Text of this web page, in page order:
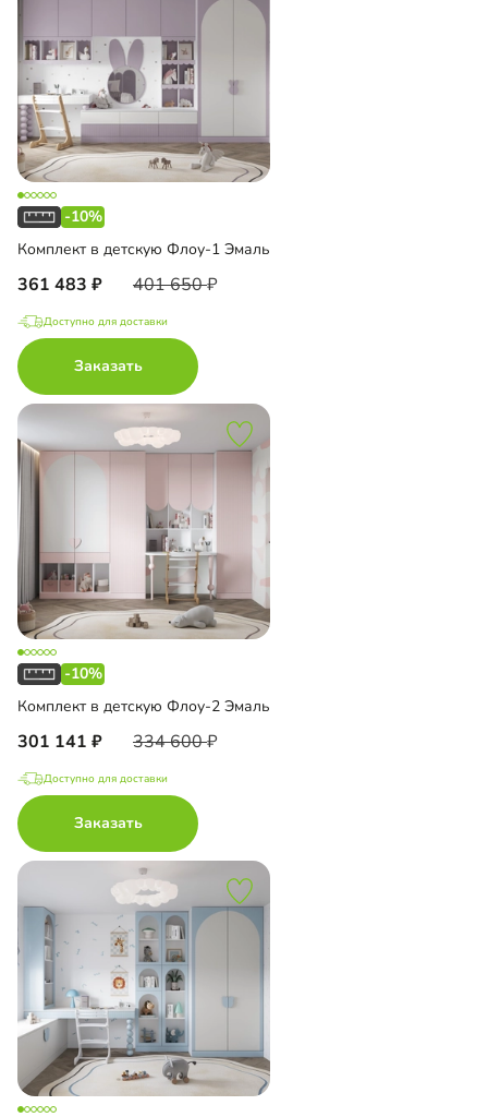
-10%
Комплект в детскую Флоу-1 Эмаль
361 483 401 650
Доступно для доставки
Заказать
-10%
Комплект в детскую Флоу-2 Эмаль
301 141 334 600
Доступно для доставки
Заказать